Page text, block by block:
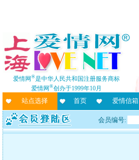
爱情网®是中华人民共和国注册服务商标
爱情网®创办于1999年10月
站点选择 首页 爱情信箱
会员编号: